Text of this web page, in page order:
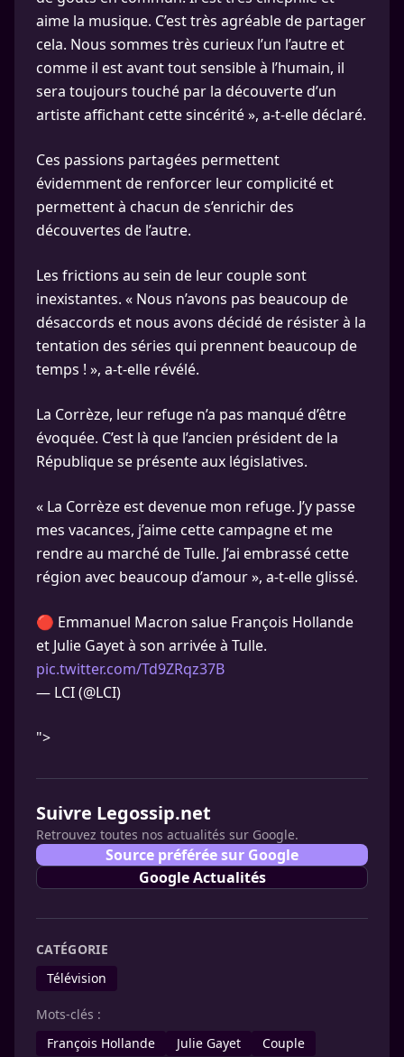
aime la musique. C’est très agréable de partager
cela. Nous sommes très curieux l’un l’autre et
comme il est avant tout sensible à l’humain, il
sera toujours touché par la découverte d’un
artiste affichant cette sincérité », a-t-elle déclaré.
Ces passions partagées permettent
évidemment de renforcer leur complicité et
permettent à chacun de s’enrichir des
découvertes de l’autre.
Les frictions au sein de leur couple sont
inexistantes. « Nous n’avons pas beaucoup de
désaccords et nous avons décidé de résister à la
tentation des séries qui prennent beaucoup de
temps ! », a-t-elle révélé.
La Corrèze, leur refuge n’a pas manqué d’être
évoquée. C’est là que l’ancien président de la
République se présente aux législatives.
« La Corrèze est devenue mon refuge. J’y passe
mes vacances, j’aime cette campagne et me
rendre au marché de Tulle. J’ai embrassé cette
région avec beaucoup d’amour », a-t-elle glissé.
🔴 Emmanuel Macron salue François Hollande
et Julie Gayet à son arrivée à Tulle.
pic.twitter.com/Td9ZRqz37B
— LCI (@LCI)
">
Suivre Legossip.net
Retrouvez toutes nos actualités sur Google.
Source préférée sur Google
Google Actualités
CATÉGORIE
Télévision
Mots-clés :
François Hollande
Julie Gayet Couple